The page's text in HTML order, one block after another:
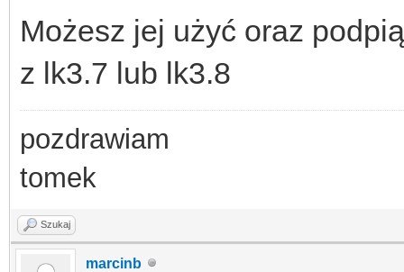
Możesz jej użyć oraz
z lk3.7 lub lk3.8
pozdrawiam
tomek
Szukaj
marcinb